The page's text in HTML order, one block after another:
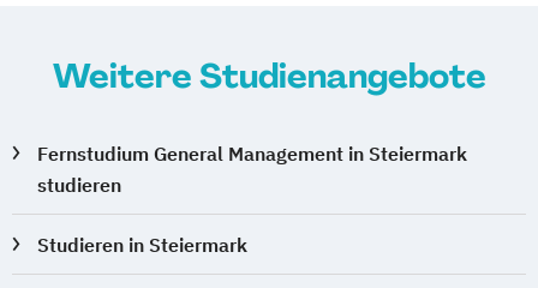
Weitere Studienangebote
Fernstudium General Management in Steiermark
studieren
Studieren in Steiermark